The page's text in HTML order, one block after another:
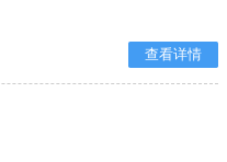
查看详情